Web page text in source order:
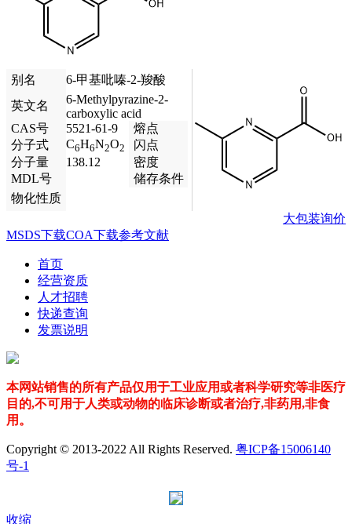
别名
6-甲基吡嗪-2-羧酸
英文名
6-Methylpyrazine-2-
carboxylic acid
CAS号
5521-61-9
熔点
分子式
C6H6N2O2
闪点
分子量
138.12
密度
MDL号
储存条件
物化性质
大包装询价
MSDS下载COA下载参考文献
首页
经营资质
人才招聘
快递查询
发票说明
本网站销售的所有产品仅用于工业应用或者科学研究等非医疗
目的,不可用于人类或动物的临床诊断或者治疗,非药用,非食
用。
Copyright © 2013-2022 All Rights Reserved. 粤ICP备15006140
号-1
收缩